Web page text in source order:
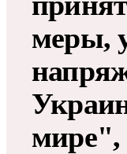
меры,
мире",